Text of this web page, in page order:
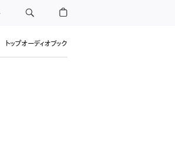
トップオーディオブック